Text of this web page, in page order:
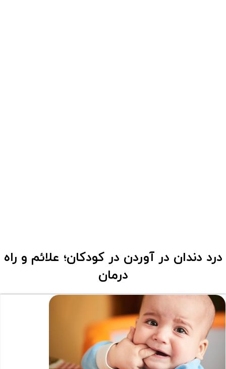
درد دندان در آوردن در کودکان؛ علائم و راه
درمان